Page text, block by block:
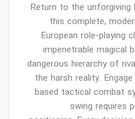
Return to the unforgiving
this complete,
European role-playing
impenetrable magical
dangerous hierarchy of
the harsh reality.
based tactical combat
swing requires